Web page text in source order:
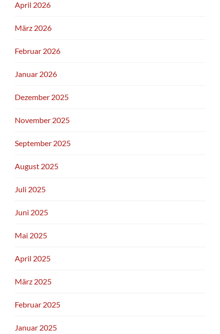
April 2026
März 2026
Februar 2026
Januar 2026
Dezember 2025
November 2025
September 2025
August 2025
Juli 2025
Juni 2025
Mai 2025
April 2025
März 2025
Februar 2025
Januar 2025